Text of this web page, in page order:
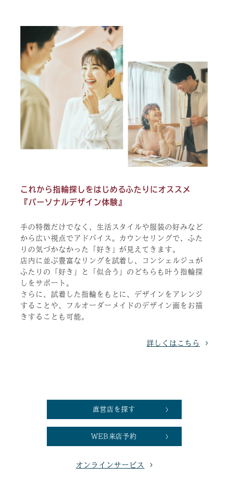
これから指輪探しをはじめるふたりにオススメ
『パーソナルデザイン体験』
手の特徴だけでなく、生活スタイルや服装の好みなど
から広い視点でアドバイス。カウンセリングで、ふた
りの気づかなかった「好き」が見えてきます。
店内に並ぶ豊富なリングを試着し、コンシェルジュが
ふたりの「好き」と「似合う」のどちらも叶う指輪探
しをサポート。
さらに、試着した指輪をもとに、デザインをアレンジ
することや、フルオーダーメイドのデザイン画をお描
きすることも可能。
詳しくはこちら
直営店を探す
WEB来店予約
オンラインサービス